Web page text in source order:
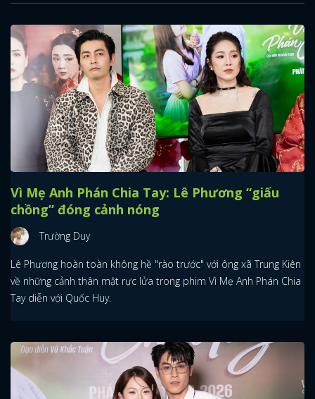
Vì Mẹ Anh Phán Chia Tay: Lê Phương “giấu
chồng” đóng cảnh nóng
Trường Duy
Lê Phương hoàn toàn không hề "rào trước" với ông xã Trung Kiên
về những cảnh thân mật rực lửa trong phim Vì Mẹ Anh Phán Chia
Tay diễn với Quốc Huy.